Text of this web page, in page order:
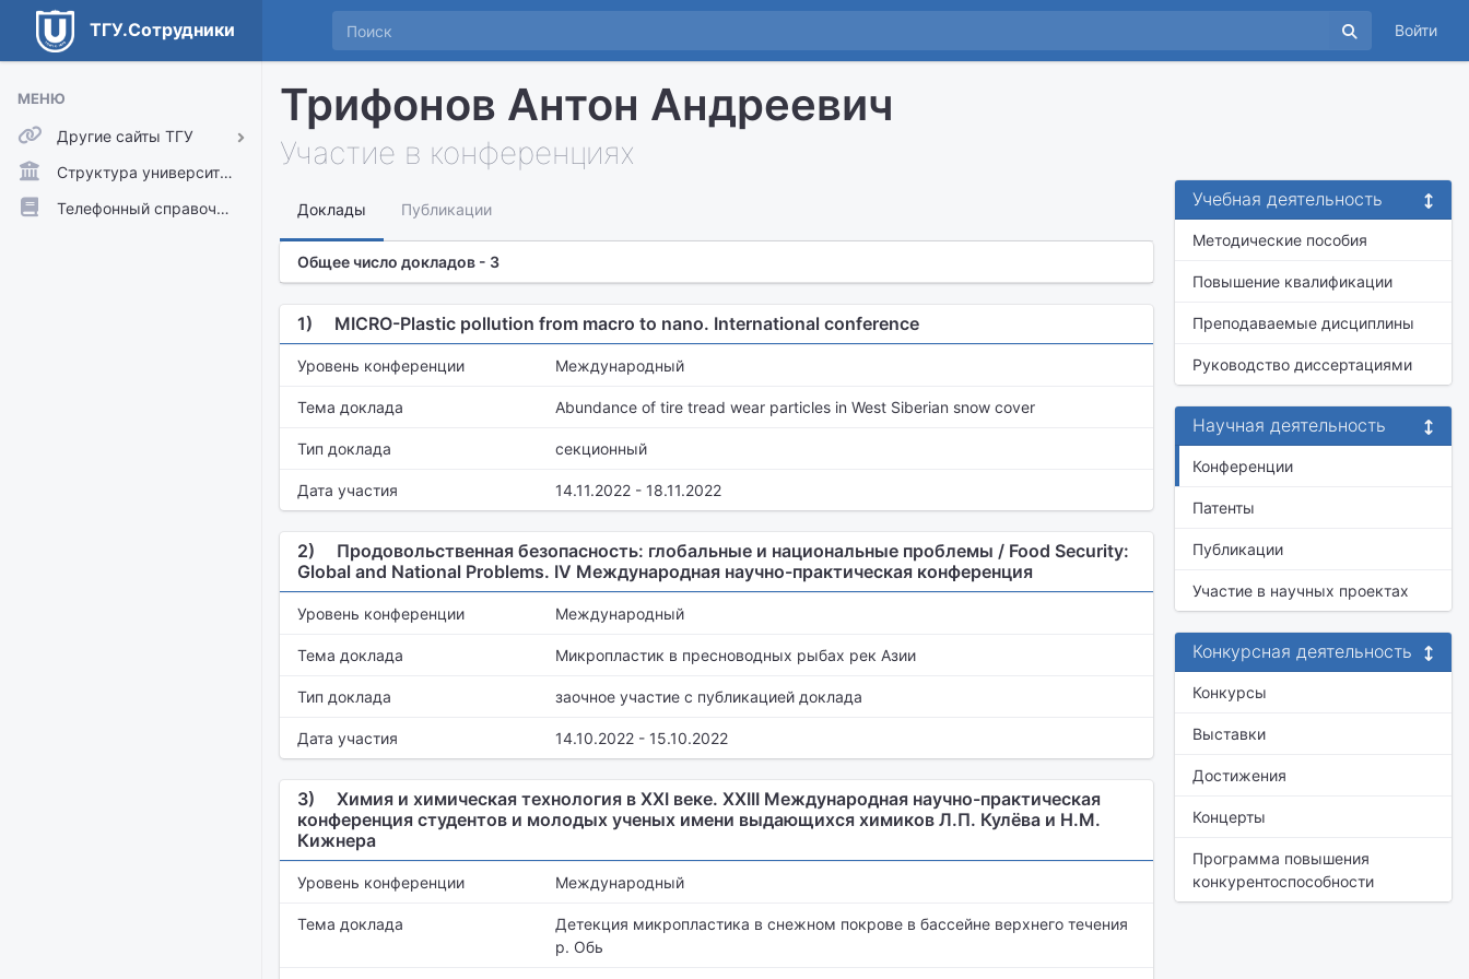
ТГУ.Сотрудники Войти
МЕНЮ
Другие сайты ТГУ
ТГУ.Аккаунты
ТГУ.Расписание
Структура университета
Телефонный справочник
Трифонов Антон Андреевич
Участие в конференциях
Доклады Публикации
Общее число докладов - 3
1) MICRO-Plastic pollution from macro to nano. International conference
Уровень конференции Международный
Тема доклада Abundance of tire tread wear particles in West Siberian snow cover
Тип доклада секционный
Дата участия 14.11.2022 - 18.11.2022
2)
Продовольственная безопасность: глобальные и национальные проблемы / Food Security:
Global and National Problems. IV Международная научно-практическая конференция
Уровень конференции Международный
Тема доклада Микропластик в пресноводных рыбах рек Азии
Тип доклада заочное участие с публикацией доклада
Дата участия 14.10.2022 - 15.10.2022
3)
Химия и химическая технология в XXI веке. XXIII Международная научно-практическая
конференция студентов и молодых ученых имени выдающихся химиков Л.П. Кулёва и Н.М.
Кижнера
Уровень конференции Международный
Тема доклада
Детекция микропластика в снежном покрове в бассейне верхнего течения
р. Обь
Учебная деятельность
Методические пособия
Повышение квалификации
Преподаваемые дисциплины
Руководство диссертациями
Научная деятельность
Конференции
Патенты
Публикации
Участие в научных проектах
Конкурсная деятельность
Конкурсы
Выставки
Достижения
Концерты
Программа повышения
конкурентоспособности